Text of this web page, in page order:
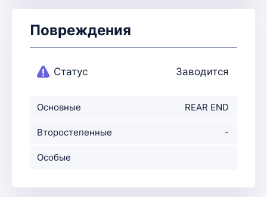
Повреждения
Статус Заводится
Основные
повреждения
REAR END
Второстепенные
повр-ния
-
Особые